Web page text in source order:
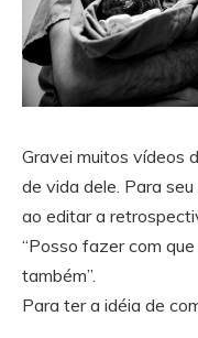
Gravei muitos vídeos
de vida dele. Para
ao editar a
“Posso fazer com
também”.
Para ter a idéia de